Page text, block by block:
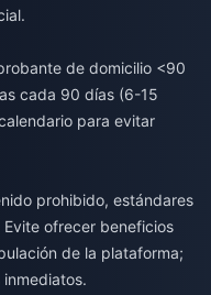
de domicilio <90
cada 90 días (6-15
para evitar
prohibido, estándares
ofrecer beneficios
de la plataforma;